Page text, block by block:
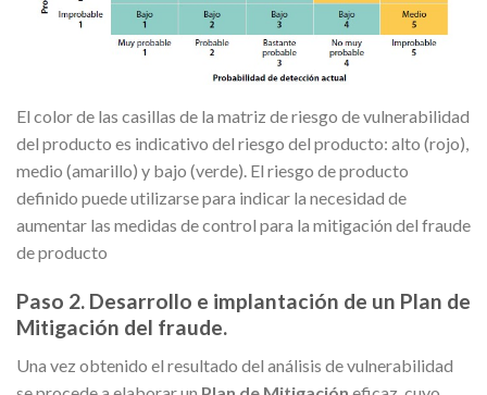
El color de las casillas de la matriz de riesgo de vulnerabilidad
del producto es indicativo del riesgo del producto: alto (rojo),
medio (amarillo) y bajo (verde). El riesgo de producto
definido puede utilizarse para indicar la necesidad de
aumentar las medidas de control para la mitigación del fraude
de producto
Paso 2. Desarrollo e implantación de un Plan de
Mitigación del fraude.
Una vez obtenido el resultado del análisis de vulnerabilidad